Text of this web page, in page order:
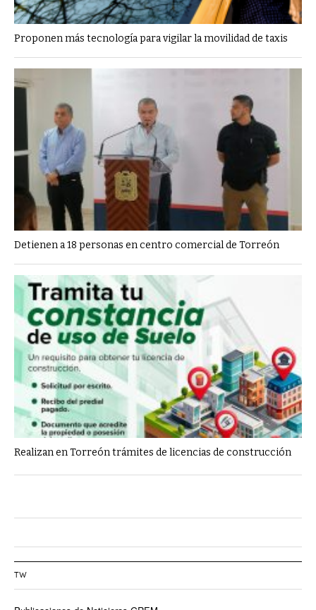
Proponen más tecnología para vigilar la movilidad de taxis
Detienen a 18 personas en centro comercial de Torreón
Realizan en Torreón trámites de licencias de construcción
TW